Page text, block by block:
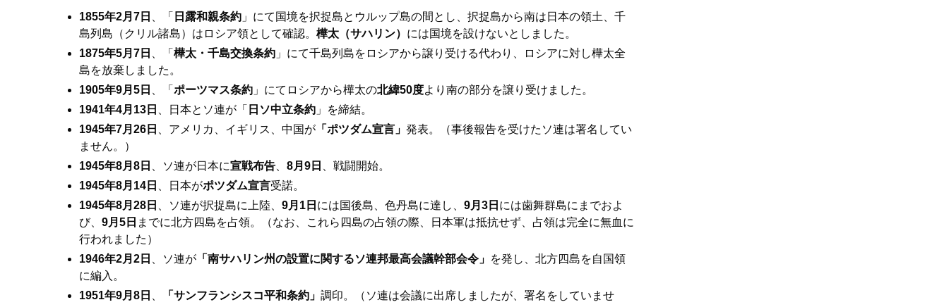
1855年2月7日 、「 日露和親条約 」にて国境を択捉島とウルップ島の間とし、択捉島から南は日本の領土、千
島列島（クリル諸島）はロシア領として確認。 樺太 （サハリン） には国境を設けないとしました。
1875年5月7日
、「 樺太・千島交換条約 」にて千島列島をロシアから譲り受ける代わり、ロシアに対し樺太全
島を放棄しました。
1905年9月5日
、「 ポーツマス条約 」にてロシアから樺太の北緯50度より南の部分を譲り受けました。
1941年4月13日
、日本とソ連が「 日ソ中立条約 」を締結。
1945年7月26日
、アメリカ、イギリス、中国が 「ポツダム宣言」 発表。（事後報告を受けたソ連は署名してい
ません。）
1945年8月8日
、ソ連が日本に宣戦布告 8月9日
、戦闘開始。
1945年8月14日
、日本がポツダム宣言受諾。
1945年8月28日
、ソ連が択捉島に上陸、 9月1日 には国後島、色丹島に達し、 9月3日 には歯舞群島にまでおよ
び、 9月5日 までに北方四島を占領。（なお、これら四島の占領の際、日本軍は抵抗せず、占領は完全に無血に
行われました）
1946年2月2日
、ソ連が 「南サハリン州の設置に関するソ連邦最高会議幹部会令」 を発し、北方四島を自国領
に編入。
1951年9月8日
「サンフランシスコ平和条約」 調印。（ソ連は会議に出席しましたが、署名をしていませ